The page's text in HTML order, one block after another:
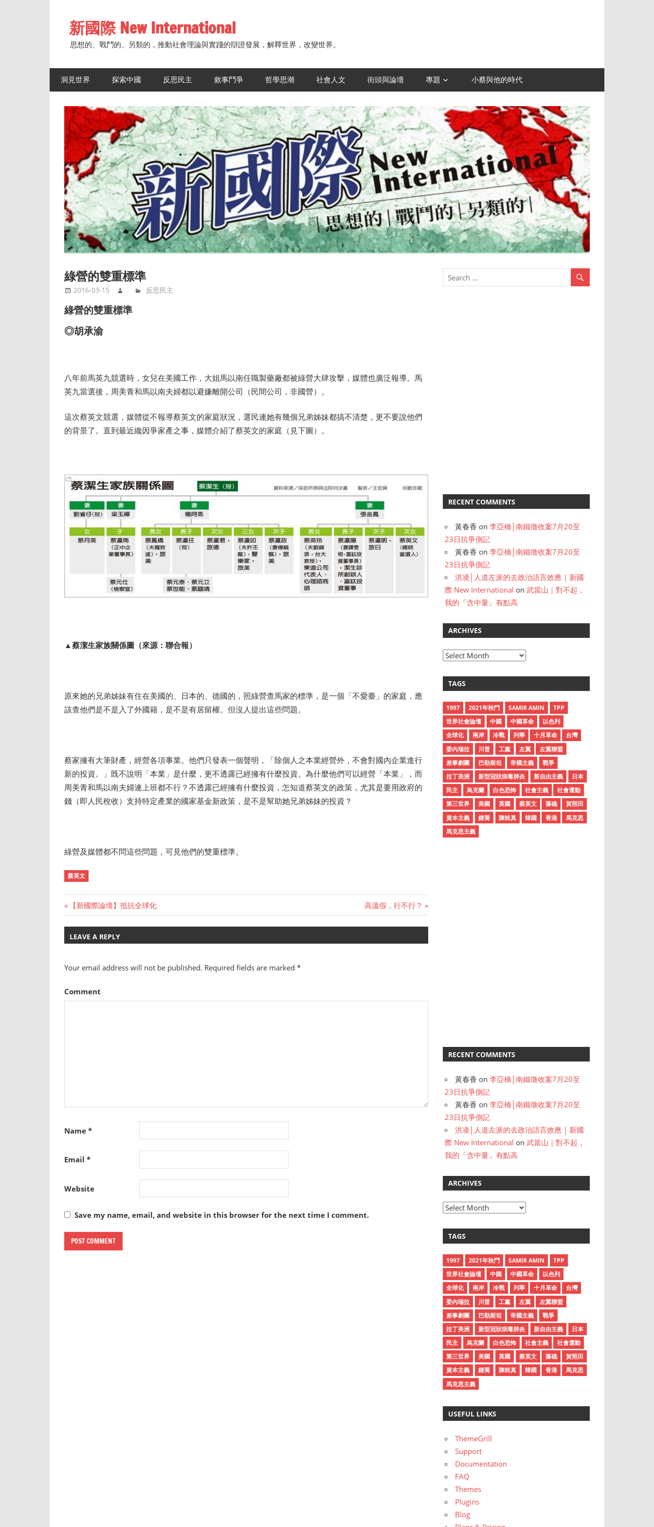
content新國際 New International
思想的、戰鬥的、另類的，推動社會理論與實踐的辯證發展，解釋世界，改變世界。
洞見世界 探索中國 反思民主 敘事鬥爭 哲學思潮 社會人文 街頭與論壇 專題 小蔡與他的時代
綠營的雙重標準
2016-03-15 反思民主
綠營的雙重標準
◎胡承渝
八年前馬英九競選時，女兒在美國工作，大姐馬以南任職製藥廠都被綠營大肆攻擊，媒體也廣泛報導。馬
英九當選後，周美青和馬以南夫婦都以避嫌離開公司（民間公司，非國營）。
這次蔡英文競選，媒體從不報導蔡英文的家庭狀況，選民連她有幾個兄弟姊妹都搞不清楚，更不要說他們
的背景了。直到最近纔因爭家產之事，媒體介紹了蔡英文的家庭（見下圖）。
▲蔡潔生家族關係圖（來源：聯合報）
原來她的兄弟姊妹有住在美國的、日本的、德國的，照綠營查馬家的標準，是一個「不愛臺」的家庭，應
該查他們是不是入了外國籍，是不是有居留權。但沒人提出這些問題。
蔡家擁有大筆財產，經營各項事業。他們只發表一個聲明，「除個人之本業經營外，不會對國內企業進行
新的投資。」既不說明「本業」是什麼，更不透露已經擁有什麼投資。為什麼他們可以經營「本業」，而
周美青和馬以南夫婦連上班都不行？不透露已經擁有什麼投資，怎知道蔡英文的政策，尤其是要用政府的
錢（即人民稅收）支持特定產業的國家基金新政策，是不是幫助她兄弟姊妹的投資？
綠營及媒體都不問這些問題，可見他們的雙重標準。
蔡英文
Post
navigation
Previous
Post:
【新國際論壇】抵抗全球化
Next
Post:
高溫假，行不行？
LEAVE A REPLY
Your email address will not be published. Required fields are marked *
Comment
Name *
Email *
Website
Save my name, email, and website in this browser for the next time I comment.
RECENT COMMENTS
黃春香 on李亞橋│南鐵徵收案7月20至
23日抗爭側記
黃春香 on李亞橋│南鐵徵收案7月20至
23日抗爭側記
洪凌│人道左派的去政治語言效應 | 新國
際 New International on武當山｜對不起，
我的「含中量」有點高
ARCHIVES
A
h
v
e
s
TAGS
1997 2021年秋鬥 SAMIR AMIN
TPP
世界社會論壇
中國 中國革命
以色列
全球化
兩岸 冷戰 列寧 十月革命
台灣
委內瑞拉
川普 工黨 左翼
左翼聯盟
差事劇團
巴勒斯坦 帝國主義
戰爭
拉丁美洲
新型冠狀病毒肺炎 新自由主義
日本
民主
烏克蘭 白色恐怖 社會主義
社會運動
第三世界
美國 英國 蔡英文 藻礁
賀照田
資本主義
鍾喬 陳映真 韓國 香港
馬克思
馬克思主義
RECENT COMMENTS
黃春香 on李亞橋│南鐵徵收案7月20至
23日抗爭側記
黃春香 on李亞橋│南鐵徵收案7月20至
23日抗爭側記
洪凌│人道左派的去政治語言效應 | 新國
際 New International on武當山｜對不起，
我的「含中量」有點高
ARCHIVES
A
h
v
e
s
TAGS
1997 2021年秋鬥 SAMIR AMIN
TPP
世界社會論壇
中國 中國革命
以色列
全球化
兩岸 冷戰 列寧 十月革命
台灣
委內瑞拉
川普 工黨 左翼
左翼聯盟
差事劇團
巴勒斯坦 帝國主義
戰爭
拉丁美洲
新型冠狀病毒肺炎 新自由主義
日本
民主
烏克蘭 白色恐怖 社會主義
社會運動
第三世界
美國 英國 蔡英文 藻礁
賀照田
資本主義
鍾喬 陳映真 韓國 香港
馬克思
馬克思主義
USEFUL LINKS
ThemeGrill
Support
Documentation
FAQ
Themes
Plugins
Blog